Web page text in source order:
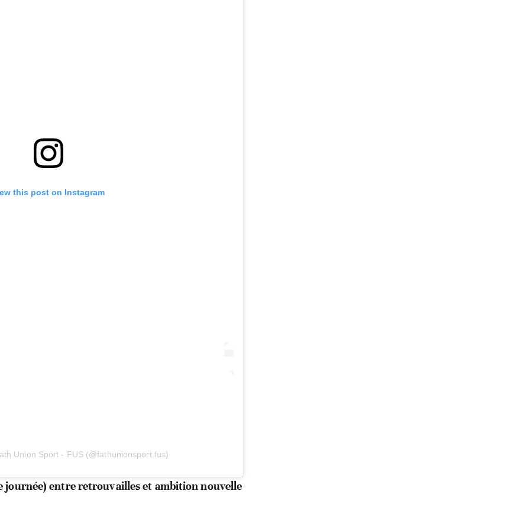
this post on Instagram
Union Sport - FUS (@fathunionsport.fus)
journée) entre retrouvailles et ambition nouvelle